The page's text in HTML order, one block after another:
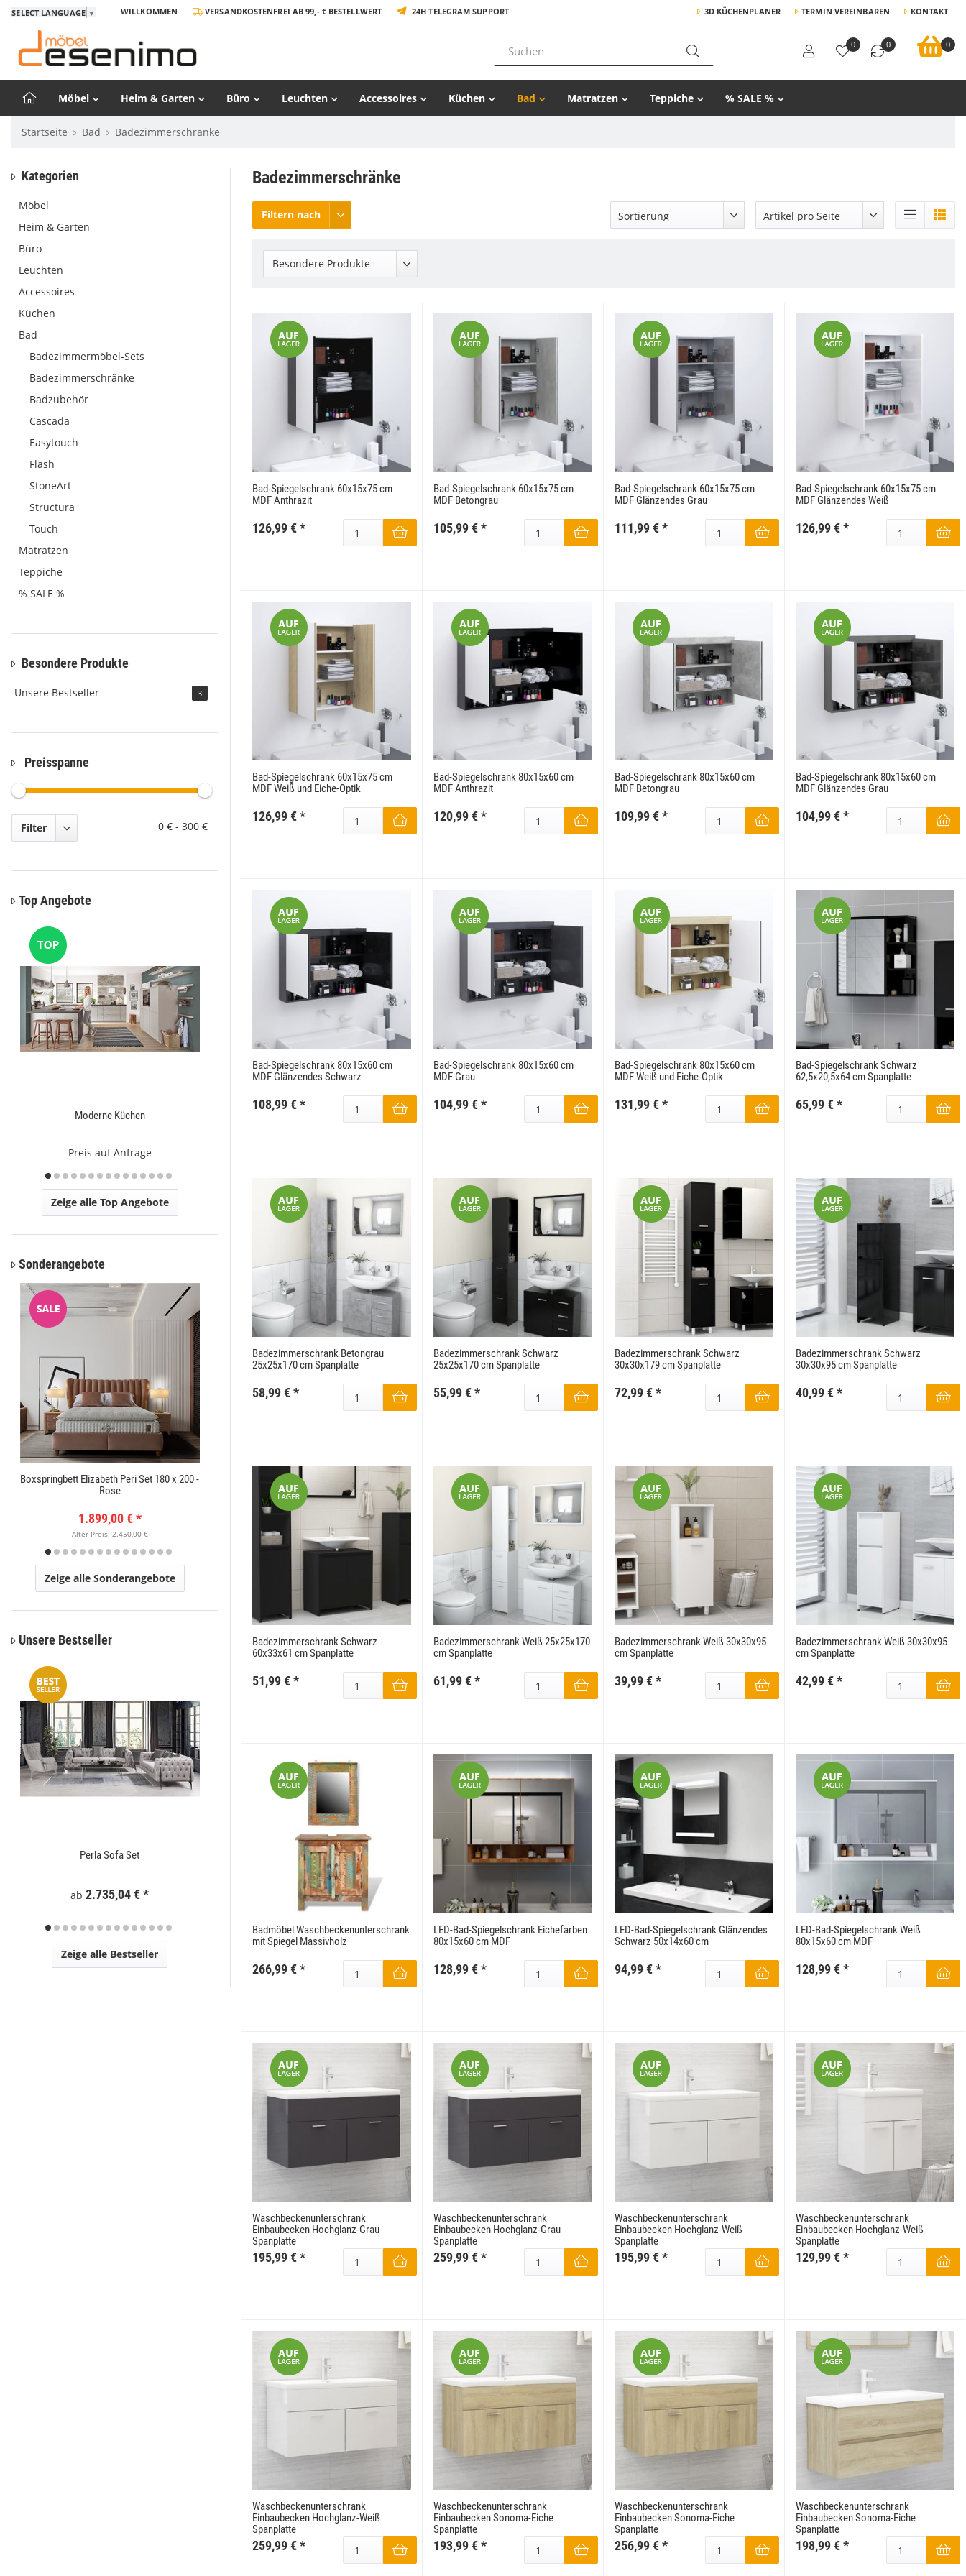
SELECT LANGUAGE ▼ WILLKOMMEN VERSANDKOSTENFREI AB 99,- € BESTELLWERT 24H TELEGRAM SUPPORT 3D KÜCHENPLANER TERMIN VEREINBAREN KONTAKT
0 0 0
Möbel Heim & Garten Büro Leuchten Accessoires Küchen Bad Matratzen Teppiche % SALE %
Startseite Bad Badezimmerschränke
Badezimmerschränke
Filtern nach
Besondere Produkte
Bad-Spiegelschrank 60x15x75 cm
MDF Anthrazit
126,99 €*
Bad-Spiegelschrank 60x15x75 cm
MDF Betongrau
105,99 €*
Bad-Spiegelschrank 60x15x75 cm
MDF Glänzendes Grau
111,99 €*
Bad-Spiegelschrank 60x15x75 cm
MDF Glänzendes Weiß
126,99 €*
Bad-Spiegelschrank 60x15x75 cm
MDF Weiß und Eiche-Optik
126,99 €*
Bad-Spiegelschrank 80x15x60 cm
MDF Anthrazit
120,99 €*
Bad-Spiegelschrank 80x15x60 cm
MDF Betongrau
109,99 €*
Bad-Spiegelschrank 80x15x60 cm
MDF Glänzendes Grau
104,99 €*
Bad-Spiegelschrank 80x15x60 cm
MDF Glänzendes Schwarz
108,99 €*
Bad-Spiegelschrank 80x15x60 cm
MDF Grau
104,99 €*
Bad-Spiegelschrank 80x15x60 cm
MDF Weiß und Eiche-Optik
131,99 €*
Bad-Spiegelschrank Schwarz
62,5x20,5x64 cm Spanplatte
65,99 €*
Badezimmerschrank Betongrau
25x25x170 cm Spanplatte
58,99 €*
Badezimmerschrank Schwarz
25x25x170 cm Spanplatte
55,99 €*
Badezimmerschrank Schwarz
30x30x179 cm Spanplatte
72,99 €*
Badezimmerschrank Schwarz
30x30x95 cm Spanplatte
40,99 €*
Badezimmerschrank Schwarz
60x33x61 cm Spanplatte
51,99 €*
Badezimmerschrank Weiß 25x25x170
cm Spanplatte
61,99 €*
Badezimmerschrank Weiß 30x30x95
cm Spanplatte
39,99 €*
Badezimmerschrank Weiß 30x30x95
cm Spanplatte
42,99 €*
Badmöbel Waschbeckenunterschrank
mit Spiegel Massivholz
266,99 €*
LED-Bad-Spiegelschrank Eichefarben
80x15x60 cm MDF
128,99 €*
LED-Bad-Spiegelschrank Glänzendes
Schwarz 50x14x60 cm
94,99 €*
LED-Bad-Spiegelschrank Weiß
80x15x60 cm MDF
128,99 €*
Waschbeckenunterschrank
Einbaubecken Hochglanz-Grau
Spanplatte
195,99 €*
Waschbeckenunterschrank
Einbaubecken Hochglanz-Grau
Spanplatte
259,99 €*
Waschbeckenunterschrank
Einbaubecken Hochglanz-Weiß
Spanplatte
195,99 €*
Waschbeckenunterschrank
Einbaubecken Hochglanz-Weiß
Spanplatte
129,99 €*
Waschbeckenunterschrank
Einbaubecken Hochglanz-Weiß
Spanplatte
259,99 €*
Waschbeckenunterschrank
Einbaubecken Sonoma-Eiche
Spanplatte
193,99 €*
Waschbeckenunterschrank
Einbaubecken Sonoma-Eiche
Spanplatte
256,99 €*
Waschbeckenunterschrank
Einbaubecken Sonoma-Eiche
Spanplatte
198,99 €*
Kategorien
Möbel
Heim & Garten
Büro
Leuchten
Accessoires
Küchen
Bad
Badezimmermöbel-Sets
Badezimmerschränke
Badzubehör
Cascada
Easytouch
Flash
StoneArt
Structura
Touch
Matratzen
Teppiche
% SALE %
Besondere Produkte
3
Unsere Bestseller
Preisspanne
Filter 0 € - 300 €
Top Angebote
Moderne Küchen
Preis auf Anfrage
Touch Kinderzimmer Set Magic
Zeige alle Top Angebote
Sonderangebote
Boxspringbett Elizabeth Peri Set 180 x 200 -
Rose
1.899,00 € *
Alter Preis:2.450,00 €
Orientteppich Excellent Rot 160 x 230
Alter Preis:199,00 €
Ornament Blau Hochwertiger Orientteppich 160
x 240
169,00 €* *
319,99 €
Mystic 2080
Zeige alle Sonderangebote
Unsere Bestseller
Perla Sofa Set
ab 2.735,04 €*
Zaunelement WPC 180x186 cm Schwarz
295,99 €*
WallArt 3D-Wandpaneele Tetris 12 Stk. GA-
WA16
34,99 €
Gartentor WPC 100x180 cm Grau
159,99 €
Keramik
Zeige alle Bestseller